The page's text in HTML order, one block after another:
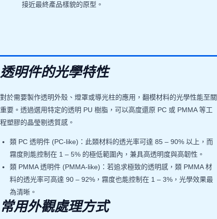
接近最終產品樣貌的原型。
透明件的光學特性
對於需要製作透明外殼、燈罩或導光柱的應用，翻模材料的光學性能至關
重要。透過選用特定的透明 PU 樹脂，可以高度還原 PC 或 PMMA 等工
程塑膠的晶瑩剔透質感。
類 PC 透明件 (PC-like)：此類材料的透光率可達 85 – 90% 以上，而
霧度則能控制在 1 – 5% 的極低範圍內，兼具高透明度與高韌性。
類 PMMA 透明件 (PMMA-like)：若追求極致的透明感，類 PMMA 材
料的透光率可高達 90 – 92%，霧度也能控制在 1 – 3%，光學效果最
為清晰。
常用外觀處理方式